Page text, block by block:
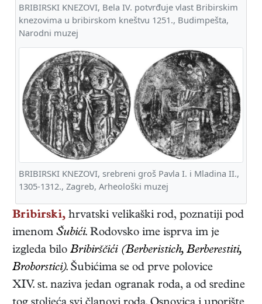
BRIBIRSKI KNEZOVI, Bela IV. potvrđuje vlast Bribirskim
knezovima u bribirskom kneštvu 1251., Budimpešta,
Narodni muzej
BRIBIRSKI KNEZOVI, srebreni groš Pavla I. i Mladina II.,
1305-1312., Zagreb, Arheološki muzej
Bribirski, hrvatski velikaški rod, poznatiji pod
imenom Šubići. Rodovsko ime isprva im je
izgleda bilo Bribirščići (Berberistich, Berberestiti,
Broborstici). Šubićima se od prve polovice
XIV. st. naziva jedan ogranak roda, a od sredine